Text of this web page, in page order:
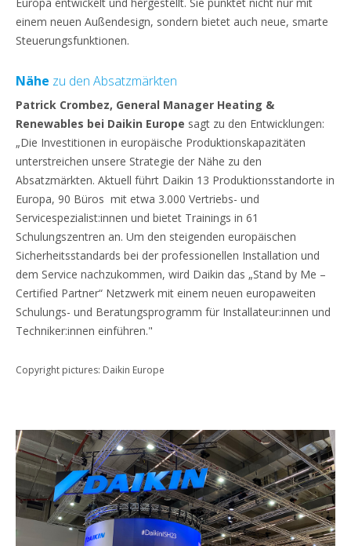
einem neuen Außendesign, sondern bietet auch neue, smarte
Steuerungsfunktionen.
Nähe zu den Absatzmärkten
Patrick Crombez, General Manager Heating &
Renewables bei Daikin Europe sagt zu den Entwicklungen:
„Die Investitionen in europäische Produktionskapazitäten
unterstreichen unsere Strategie der Nähe zu den
Absatzmärkten. Aktuell führt Daikin 13 Produktionsstandorte in
Europa, 90 Büros mit etwa 3.000 Vertriebs- und
Servicespezialist:innen und bietet Trainings in 61
Schulungszentren an. Um den steigenden europäischen
Sicherheitsstandards bei der professionellen Installation und
dem Service nachzukommen, wird Daikin das „Stand by Me –
Certified Partner“ Netzwerk mit einem neuen europaweiten
Schulungs- und Beratungsprogramm für Installateur:innen und
Techniker:innen einführen."
Copyright pictures: Daikin Europe